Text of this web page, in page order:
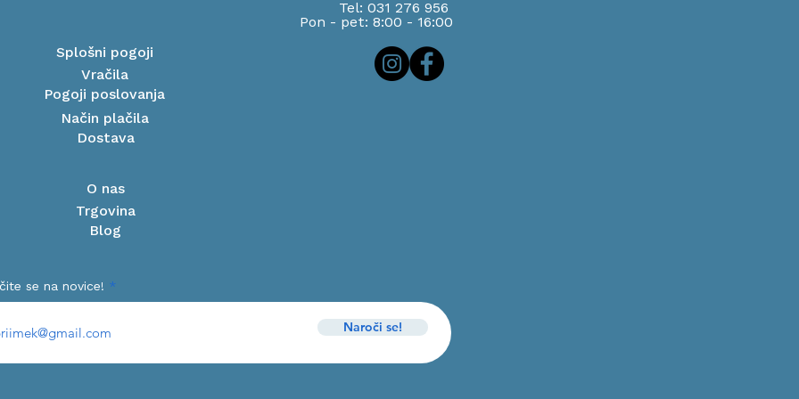
Tel: 031 276 956
Pon - pet: 8:00 - 16:00
Splošni pogoji
Vračila
Pogoji poslovanja
Način plačila
Dostava
O nas
Trgovina
Blog
se na novice!
Naroči se!